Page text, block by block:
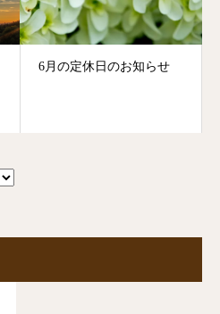
6月の定休日のお知らせ